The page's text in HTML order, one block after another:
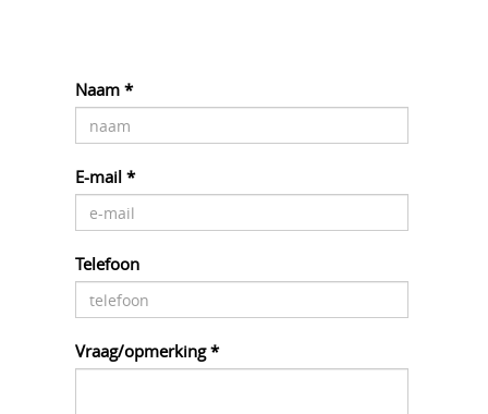
Naam *
E-mail *
Telefoon
Vraag/opmerking *